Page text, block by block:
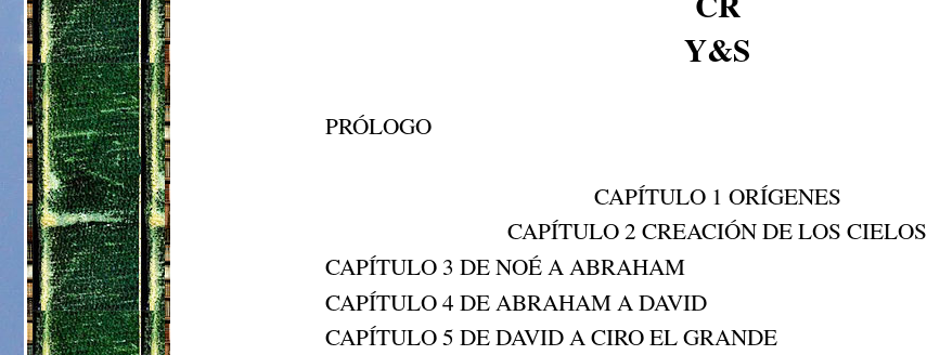
Y&S
PRÓLOGO
CAPÍTULO 1 ORÍGENES
CAPÍTULO 2 CREACIÓN DE LOS CIELOS
CAPÍTULO 3 DE NOÉ A ABRAHAM
CAPÍTULO 4 DE ABRAHAM A DAVID
CAPÍTULO 5 DE DAVID A CIRO EL GRANDE